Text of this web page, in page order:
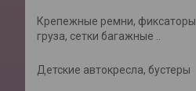
Крепежные ремни, фиксаторы
груза, сетки багажные ..
Детские автокресла, бустеры